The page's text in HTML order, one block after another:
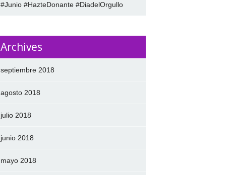
#Junio #HazteDonante #DiadelOrgullo
Archives
septiembre 2018
agosto 2018
julio 2018
junio 2018
mayo 2018